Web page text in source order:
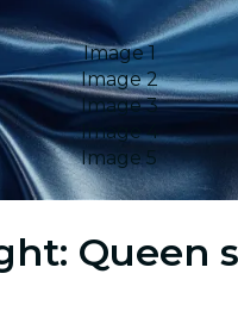
Image 1
Image 2
Image 3
Image 4
Image 5
Queen